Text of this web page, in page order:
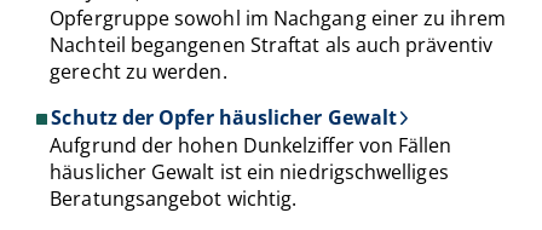
Opfergruppe sowohl im Nachgang einer zu ihrem
Nachteil begangenen Straftat als auch präventiv
gerecht zu werden.
Schutz der Opfer häuslicher Gewalt
Aufgrund der hohen Dunkelziffer von Fällen
häuslicher Gewalt ist ein niedrigschwelliges
Beratungsangebot wichtig.